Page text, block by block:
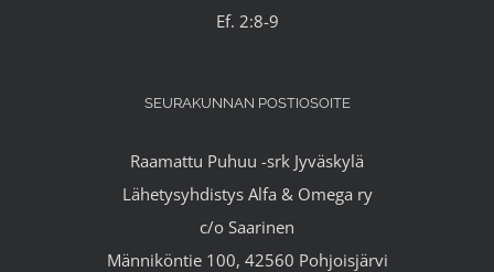
Ef. 2:8-9
SEURAKUNNAN POSTIOSOITE
Raamattu Puhuu -srk Jyväskylä
Lähetysyhdistys Alfa & Omega ry
c/o Saarinen
Männiköntie 100, 42560 Pohjoisjärvi